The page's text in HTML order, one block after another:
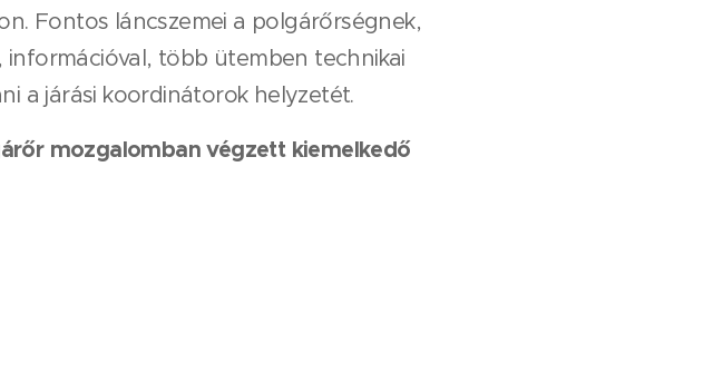
Fontos láncszemei a polgárőrségnek,
információval, több ütemben technikai
a járási koordinátorok helyzetét.
mozgalomban végzett kiemelkedő